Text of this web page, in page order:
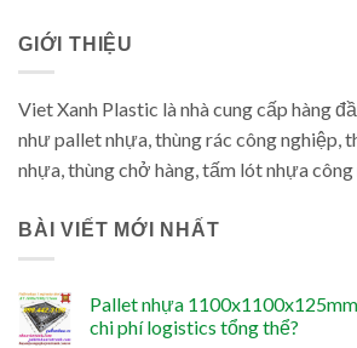
GIỚI THIỆU
Viet Xanh Plastic là nhà cung cấp hàng
như pallet nhựa, thùng rác công nghiệp,
nhựa, thùng chở hàng, tấm lót nhựa công
BÀI VIẾT MỚI NHẤT
Pallet nhựa
chi phí logistics tổng thể?